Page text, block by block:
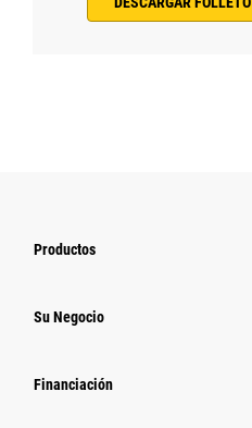
Productos
Su Negocio
Financiación